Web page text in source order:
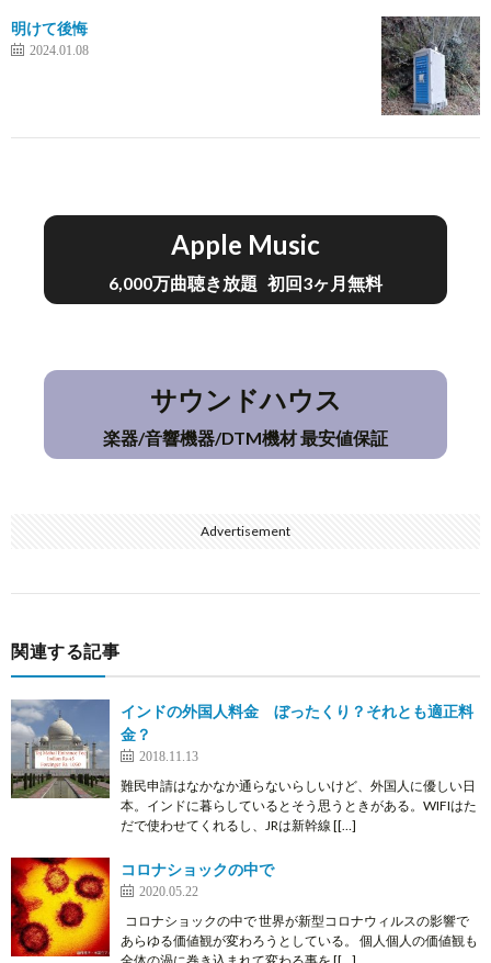
明けて後悔
2024.01.08
Apple Music
6,000万曲聴き放題 初回3ヶ月無料
サウンドハウス
楽器/音響機器/DTM機材 最安値保証
Advertisement
関連する記事
インドの外国人料金 ぼったくり？それとも適正料
金？
2018.11.13
難民申請はなかなか通らないらしいけど、外国人に優しい日
本。インドに暮らしているとそう思うときがある。WIFIはた
だで使わせてくれるし、JRは新幹線 [[…]
コロナショックの中で
2020.05.22
コロナショックの中で 世界が新型コロナウィルスの影響で
あらゆる価値観が変わろうとしている。 個人個人の価値観も